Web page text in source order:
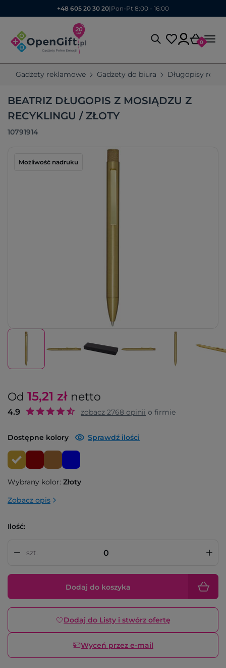
+48 605 20 30 20| Pon-Pt 8:00 - 16:00
0
Gadżety reklamowe Gadżety do biura Długopisy
BEATRIZ DŁUGOPIS Z MOSIĄDZU Z
RECYKLINGU / ZŁOTY
10791914
Możliwość nadruku
Od 15,21 zł netto
4.9 zobacz 2768 opinii o firmie
Dostępne kolory Sprawdź ilości
Wybrany kolor: Złoty
Zobacz opis
Ilość:
szt.
Dodaj do koszyka
Dodaj do Listy i stwórz ofertę
Wyceń przez e-mail